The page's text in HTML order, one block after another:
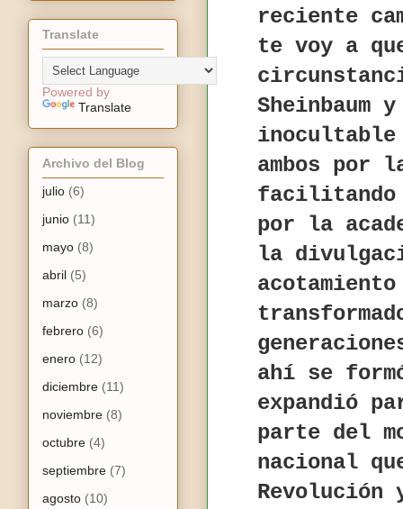
reciente
te voy a
inocultable
ambos por
facilitando
por la
la
ahí se
expandió
parte del
nacional
Revolución
Translate
Powered by
Translate
Archivo del Blog
julio (6)
junio (11)
mayo (8)
abril (5)
marzo (8)
febrero (6)
enero (12)
diciembre (11)
noviembre (8)
octubre (4)
septiembre (7)
agosto (10)